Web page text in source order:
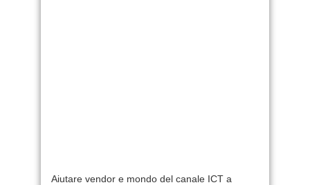
Aiutare vendor e mondo del canale ICT a